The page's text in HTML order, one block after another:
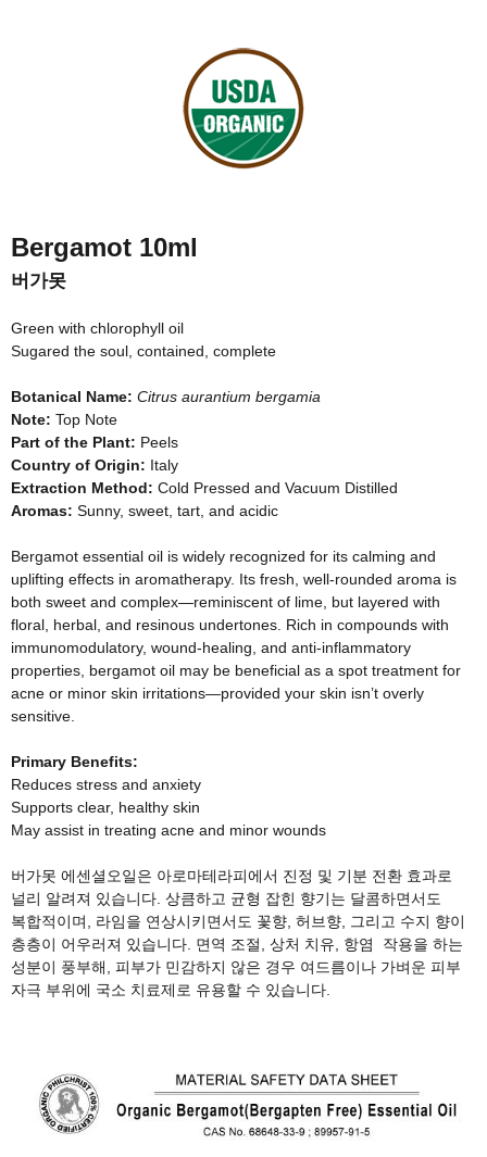
Bergamot 10ml
버가못
Green with chlorophyll oil
Sugared the soul, contained, complete
Botanical Name: Citrus aurantium bergamia
Note: Top Note
Part of the Plant: Peels
Country of Origin: Italy
Extraction Method: Cold Pressed and Vacuum Distilled
Aromas: Sunny, sweet, tart, and acidic
Bergamot essential oil is widely recognized for its calming and
uplifting effects in aromatherapy. Its fresh, well-rounded aroma is
both sweet and complex—reminiscent of lime, but layered with
floral, herbal, and resinous undertones. Rich in compounds with
immunomodulatory, wound-healing, and anti-inflammatory
properties, bergamot oil may be beneficial as a spot treatment for
acne or minor skin irritations—provided your skin isn’t overly
sensitive.
Primary Benefits:
Reduces stress and anxiety
Supports clear, healthy skin
May assist in treating acne and minor wounds
버가못 에센셜오일은 아로마테라피에서 진정 및 기분 전환 효과로
널리 알려져 있습니다 상큼하고 균형 잡힌 향기는 달콤하면서도
복합적이며
라임을 연상시키면서도 꽃향 허브향
그리고 수지 향이
층층이 어우러져 있습니다 면역 조절 상처 치유 항염
작용을 하는
성분이 풍부해
피부가 민감하지 않은 경우 여드름이나 가벼운 피부
자극 부위에 국소 치료제로 유용할 수 있습니다